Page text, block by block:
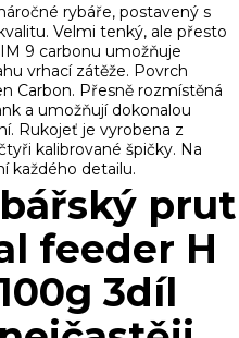
rybáře, postavený s
Velmi tenký, ale přesto
9 carbonu umožňuje
vrhací zátěže. Povrch
Carbon. Přesně rozmístěná
a umožňují dokonalou
Rukojeť je vyrobena z
kalibrované špičky. Na
každého detailu.
prut
feeder H
3díl